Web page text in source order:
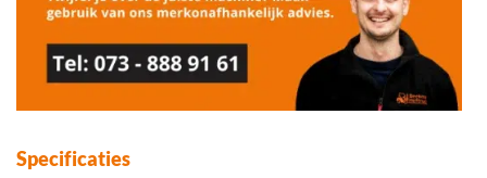
Specificaties